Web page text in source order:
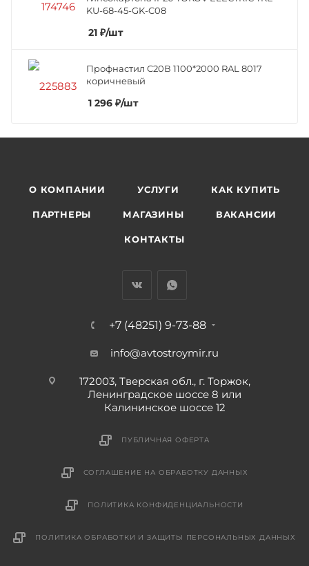
KU-68-45-GK-C08
21 ₽/шт
Профнастил C20В 1100*2000 RAL 8017
коричневый
1 296 ₽/шт
О КОМПАНИИ УСЛУГИ КАК КУПИТЬ
ПАРТНЕРЫ МАГАЗИНЫ ВАКАНСИИ
КОНТАКТЫ
+7 (48251) 9-73-88
info@avtostroymir.ru
172003, Тверская обл., г. Торжок,
Ленинградское шоссе 8 или
Калининское шоссе 12
ПУБЛИЧНАЯ ОФЕРТА
СОГЛАШЕНИЕ НА ОБРАБОТКУ ДАННЫХ
ПОЛИТИКА КОНФИДЕНЦИАЛЬНОСТИ
ПОЛИТИКА ОБРАБОТКИ И ЗАЩИТЫ ПЕРСОНАЛЬНЫХ ДАННЫХ